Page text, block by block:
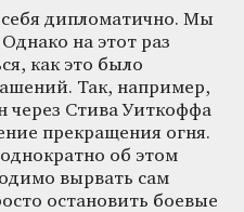
дипломатично. Мы
на этот раз
как это было
Так, например,
через Стива Уиткоффа
прекращения огня.
об этом
вырвать сам
остановить боевые